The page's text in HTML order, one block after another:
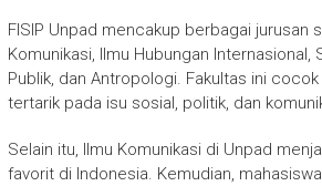
FISIP Unpad mencakup berbagai jurusan
Komunikasi, Ilmu Hubungan Internasional,
Publik, dan Antropologi. Fakultas ini
tertarik pada isu sosial, politik, dan
Selain itu, Ilmu Komunikasi di Unpad
favorit di Indonesia. Kemudian,